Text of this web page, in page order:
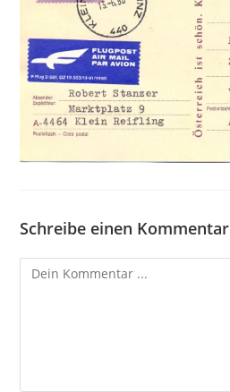
Schreibe einen Kommentar
Kommentieren